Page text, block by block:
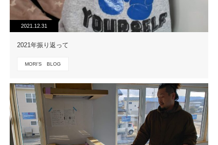
2021.12.31
2021年振り返って
MORI'S BLOG